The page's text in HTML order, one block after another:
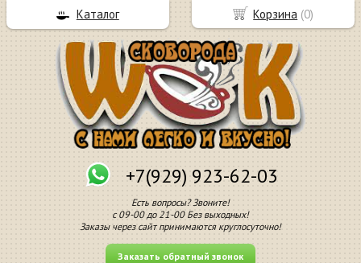
+7(929) 923-62-03
Есть вопросы? Звоните!
с 09-00 до 21-00 Без выходных!
Заказы через сайт принимаются круглосуточно!
Заказать обратный звонок
Корзина (0)
Каталог